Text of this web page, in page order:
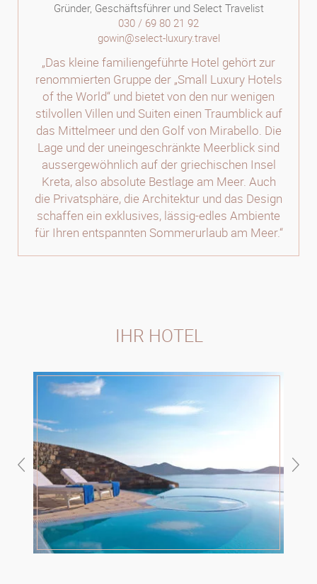
Gründer, Geschäftsführer und Select Travelist
030 / 69 80 21 92
gowin@select-luxury.travel
„Das kleine familiengeführte Hotel gehört zur
renommierten Gruppe der „Small Luxury Hotels
of the World“ und bietet von den nur wenigen
stilvollen Villen und Suiten einen Traumblick auf
das Mittelmeer und den Golf von Mirabello. Die
Lage und der uneingeschränkte Meerblick sind
aussergewöhnlich auf der griechischen Insel
Kreta, also absolute Bestlage am Meer. Auch
die Privatsphäre, die Architektur und das Design
schaffen ein exklusives, lässig-edles Ambiente
für Ihren entspannten Sommerurlaub am Meer.“
IHR HOTEL